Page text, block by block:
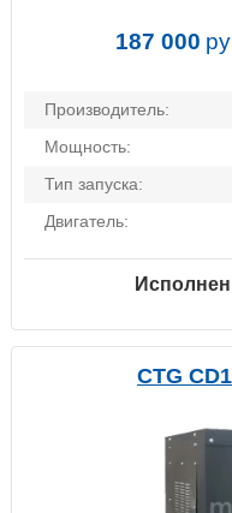
187 000
Производитель:
Мощность:
Тип запуска:
Двигатель:
CTG